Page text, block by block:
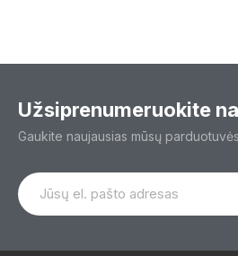
Užsiprenumeruokite
Gaukite naujausias mūsų